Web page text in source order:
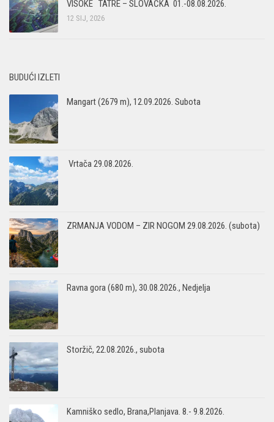
Povijest Markacijske komisije
VISOKE TATRE – SLOVAČKA 01.-08.08.2026.
12 SIJ, 2026
BUDUĆI IZLETI
Mangart (2679 m), 12.09.2026. Subota
Vrtača 29.08.2026.
ZRMANJA VODOM – ZIR NOGOM 29.08.2026. (subota)
Ravna gora (680 m), 30.08.2026., Nedjelja
Storžič, 22.08.2026., subota
Kamniško sedlo, Brana,Planjava. 8.- 9.8.2026.